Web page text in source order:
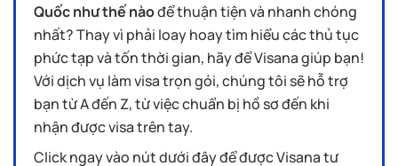
Quốc như thế nàođể thuận tiện và nhanh chóng
nhất? Thay vì phải loay hoay tìm hiểu các thủ tục
phức tạp và tốn thời gian, hãy để Visana giúp bạn!
Với dịch vụ làm visa trọn gói, chúng tôi sẽ hỗ trợ
bạn từ A đến Z, từ việc chuẩn bị hồ sơ đến khi
nhận được visa trên tay.
Click ngay vào nút dưới đây để được Visana tư